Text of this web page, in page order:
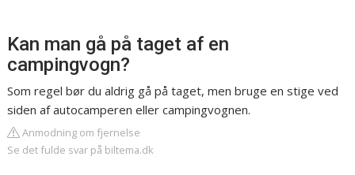
Kan man gå på taget af en
campingvogn?
Som regel bør du aldrig gå på taget, men bruge en stige ved
siden af autocamperen eller campingvognen.
Anmodning om fjernelse
Se det fulde svar på biltema.dk